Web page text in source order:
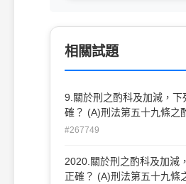
相關試題
9.關於刑之酌科及加減，下
確？ (A)刑法第五十九條之
必於犯罪之情狀，在主觀上
包括犯罪行為後所可能得到之利
律加重或減輕者，仍然可依
#267749
2020.關於刑之酌科及加減
正確？ (A)刑法第五十九條之酌量減輕其